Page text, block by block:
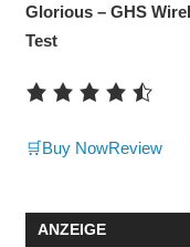
Glorious – GHS
Test
🛒Buy NowReview
ANZEIGE